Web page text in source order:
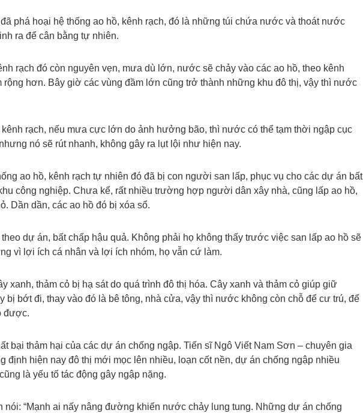
phá hoại hệ thống ao hồ, kênh rạch, đó là những túi chứa nước và thoát nước
ra để cân bằng tự nhiên.
rạch đó còn nguyên vẹn, mưa dù lớn, nước sẽ chảy vào các ao hồ, theo kênh
rộng hơn. Bây giờ các vùng đầm lớn cũng trở thành những khu đô thị, vậy thì nước
rạch, nếu mưa cực lớn do ảnh hưởng bão, thì nước có thể tạm thời ngập cục
nó sẽ rút nhanh, không gây ra lụt lội như hiện nay.
ao hồ, kênh rạch tự nhiên đó đã bị con người san lấp, phục vụ cho các dự án bất
công nghiệp. Chưa kể, rất nhiều trường hợp người dân xây nhà, cũng lấp ao hồ,
Dần dần, các ao hồ đó bị xóa sổ.
dự án, bất chấp hậu quả. Không phải họ không thấy trước việc san lấp ao hồ sẽ
vì lợi ích cá nhân và lợi ích nhóm, họ vẫn cứ làm.
xanh, thảm cỏ bị hạ sát do quá trình đô thị hóa. Cây xanh và thảm cỏ giúp giữ
bị bớt đi, thay vào đó là bê tông, nhà cửa, vậy thì nước không còn chỗ để cư trú, để
được.
bại thảm hại của các dự án chống ngập. Tiến sĩ Ngô Viết Nam Sơn – chuyên gia
định hiện nay đô thị mới mọc lên nhiều, loạn cốt nền, dự án chống ngập nhiều
là yếu tố tác động gây ngập nặng.
nói: “Mạnh ai nấy nâng đường khiến nước chảy lung tung. Những dự án chống